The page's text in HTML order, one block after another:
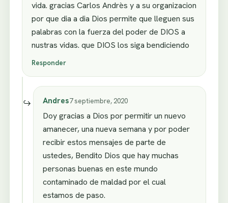
vida. gracias Carlos Andrès y a su organizacion
por que dia a dia Dios permite que lleguen sus
palabras con la fuerza del poder de DIOS a
nustras vidas. que DIOS los siga bendiciendo
Responder
Andres7 septiembre, 2020
Doy gracias a Dios por permitir un nuevo
amanecer, una nueva semana y por poder
recibir estos mensajes de parte de
ustedes, Bendito Dios que hay muchas
personas buenas en este mundo
contaminado de maldad por el cual
estamos de paso.